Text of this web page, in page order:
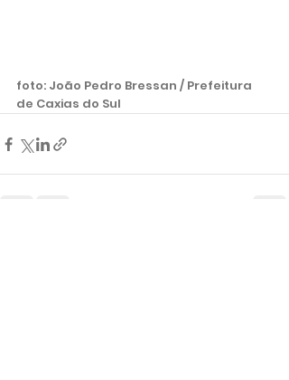
foto: João Pedro Bressan / Prefeitura
de Caxias do Sul